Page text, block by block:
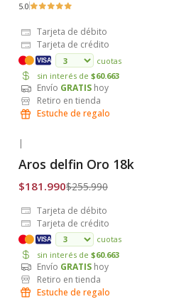
5.0
Tarjeta de débito
Tarjeta de crédito
VISA
cuotas
sin interés de $60.663
Envío GRATIS hoy
Retiro en tienda
Estuche de regalo
Envío Gratis
|
Aros delfin Oro 18k
$181.990$255.990
Tarjeta de débito
Tarjeta de crédito
VISA
cuotas
sin interés de $60.663
Envío GRATIS hoy
Retiro en tienda
Estuche de regalo